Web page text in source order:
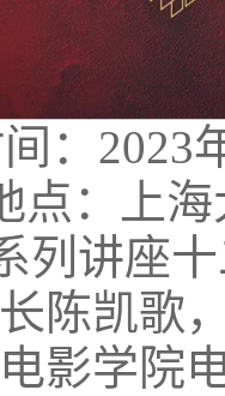
：2023
点：上
列讲座
陈凯歌
影学院